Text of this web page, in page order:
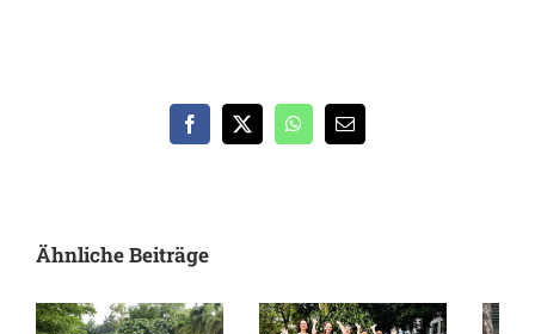
Facebook
X WhatsApp
E-
Ähnliche Beiträge